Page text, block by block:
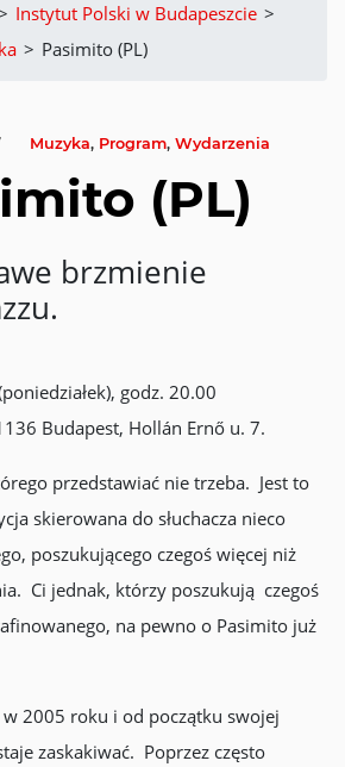
Instytut Polski w Budapeszcie >
> Pasimito (PL)
Muzyka, Program, Wydarzenia
(PL)
brzmienie
godz. 20.00
Budapest, Hollán Ernő u. 7.
przedstawiać nie trzeba. Jest to
skierowana do słuchacza nieco
poszukującego czegoś więcej niż
Ci jednak, którzy poszukują czegoś
na pewno o Pasimito już
w 2005 roku i od początku swojej
zaskakiwać. Poprzez często